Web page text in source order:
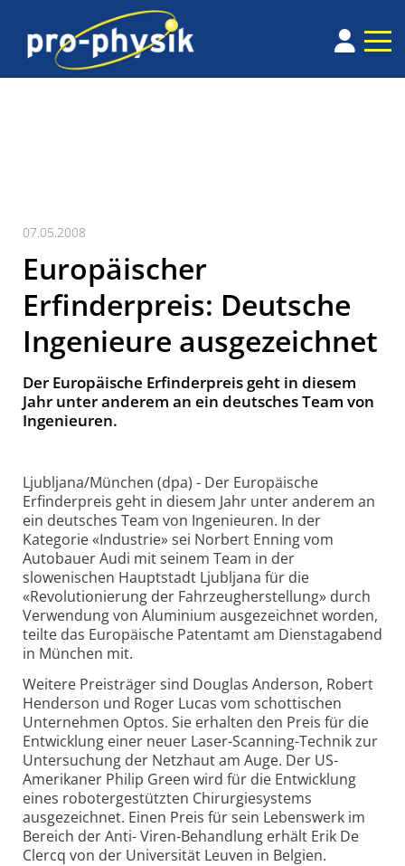
07.05.2008
Europäischer
Erfinderpreis: Deutsche
Ingenieure ausgezeichnet
Der Europäische Erfinderpreis geht in diesem
Jahr unter anderem an ein deutsches Team von
Ingenieuren.
Ljubljana/München (dpa) - Der Europäische
Erfinderpreis geht in diesem Jahr unter anderem an
ein deutsches Team von Ingenieuren. In der
Kategorie «Industrie» sei Norbert Enning vom
Autobauer Audi mit seinem Team in der
slowenischen Hauptstadt Ljubljana für die
«Revolutionierung der Fahrzeugherstellung» durch
Verwendung von Aluminium ausgezeichnet worden,
teilte das Europäische Patentamt am Dienstagabend
in München mit.
Weitere Preisträger sind Douglas Anderson, Robert
Henderson und Roger Lucas vom schottischen
Unternehmen Optos. Sie erhalten den Preis für die
Entwicklung einer neuer Laser-Scanning-Technik zur
Untersuchung der Netzhaut am Auge. Der US-
Amerikaner Philip Green wird für die Entwicklung
eines robotergestützten Chirurgiesystems
ausgezeichnet. Einen Preis für sein Lebenswerk im
Bereich der Anti- Viren-Behandlung erhält Erik De
Clercq von der Universität Leuven in Belgien.